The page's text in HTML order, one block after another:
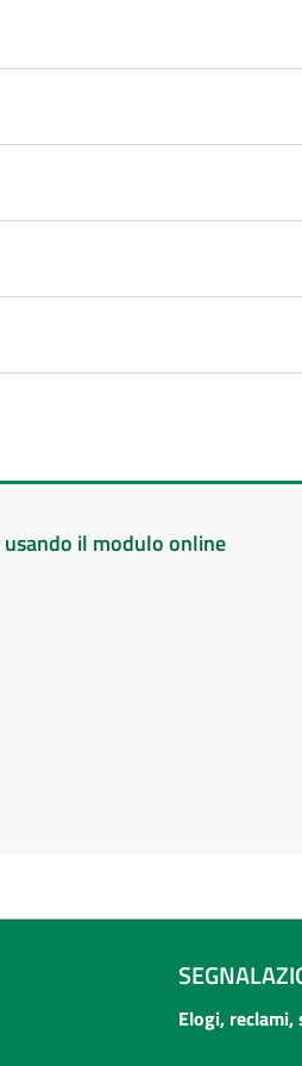
usando il modulo online
Elogi,